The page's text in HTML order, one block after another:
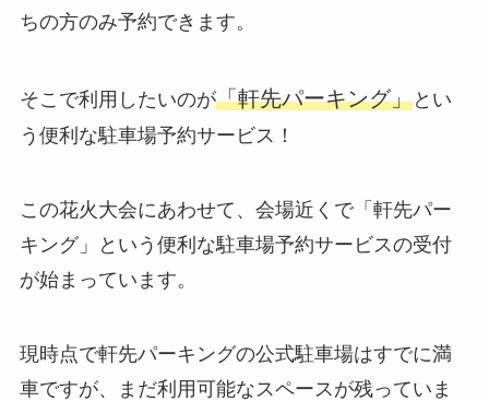
ちの方のみ予約できます。
そこで利用したいのが「軒先パーキング」とい
う便利な駐車場予約サービス！
この花火大会にあわせて、会場近くで「軒先パー
キング」という便利な駐車場予約サービスの受付
が始まっています。
現時点で軒先パーキングの公式駐車場はすでに満
車ですが、まだ利用可能なスペースが残っていま